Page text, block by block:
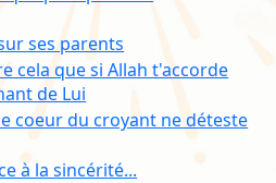
ses parents
cela que si Allah t'accorde
de Lui
coeur du croyant ne déteste
à la sincérité...